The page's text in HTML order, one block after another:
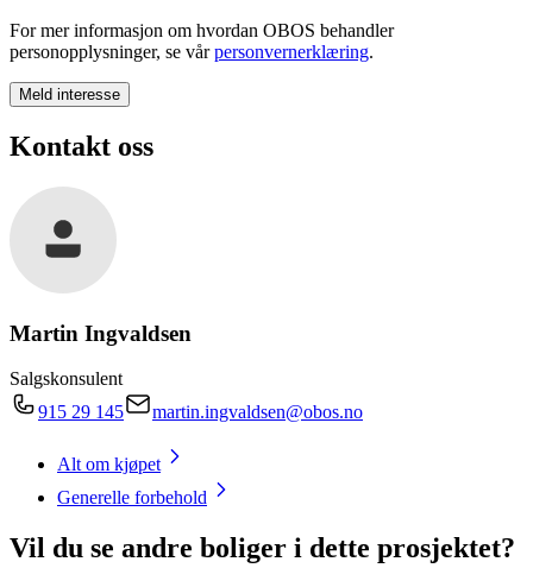
For mer informasjon om hvordan OBOS behandler
personopplysninger, se vårpersonvernerklæring.
Meld interesse
Kontakt oss
Martin Ingvaldsen
Salgskonsulent
915 29 145
martin.ingvaldsen@obos.no
Alt om kjøpet
Generelle forbehold
Vil du se andre boliger i dette prosjektet?